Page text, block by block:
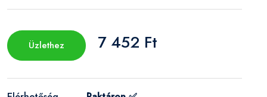
Üzlethez 7 452 Ft